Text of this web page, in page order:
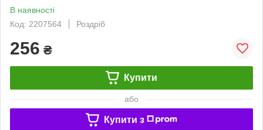
В наявності
Код: 2207564
Роздріб
256 ₴
Купити
або
Купити з